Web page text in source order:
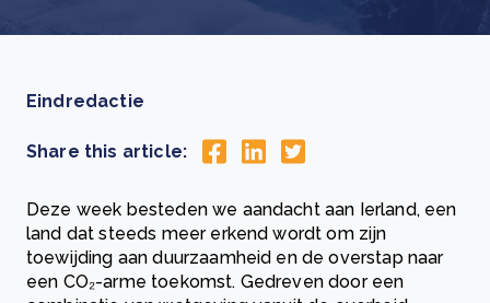
Eindredactie
Share this article:
Deze week besteden we aandacht aan Ierland, een
land dat steeds meer erkend wordt om zijn
toewijding aan duurzaamheid en de overstap naar
een CO₂-arme toekomst. Gedreven door een